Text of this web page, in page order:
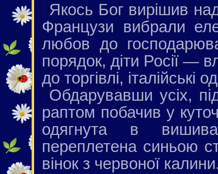
Якось Бог вирішив
Французи вибрали
любов до
порядок, діти Росії —
до торгівлі,
Обдарувавши усіх,
раптом побачив у
одягнута в
переплетена синьою
вінок з червоної